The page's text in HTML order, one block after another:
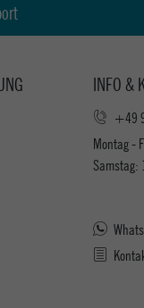
INFO &
+49
Montag -
Samstag: